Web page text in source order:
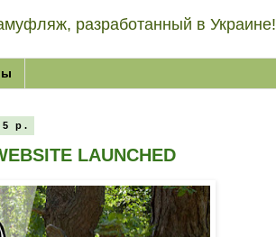
разработанный в Украине!
р.
LAUNCHED